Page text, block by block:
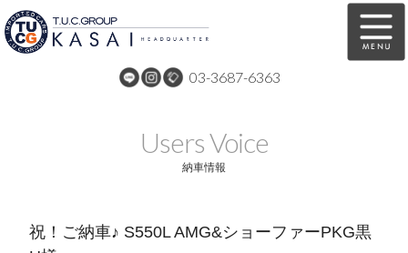
03-3687-6363
全国納車 特別作業
Users Voice
納車情報
祝！ご納車♪ S550L AMG&ショーファーPKG黒